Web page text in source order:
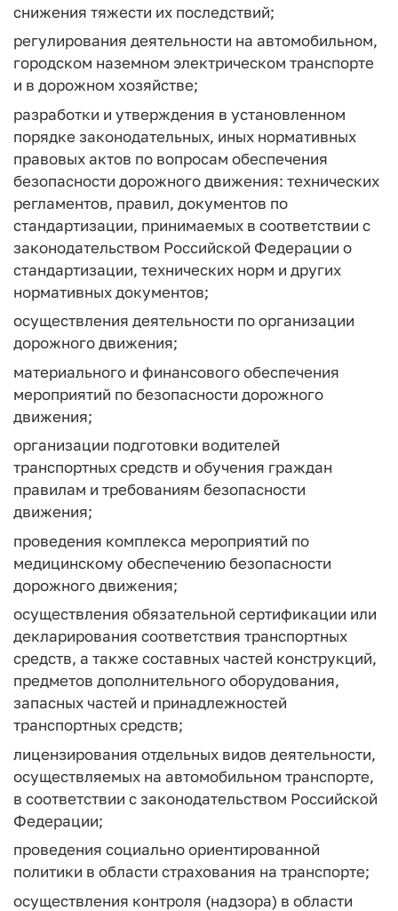
снижения тяжести их последствий;
регулирования деятельности на автомобильном,
городском наземном электрическом транспорте
и в дорожном хозяйстве;
разработки и утверждения в установленном
порядке законодательных, иных нормативных
правовых актов по вопросам обеспечения
безопасности дорожного движения: технических
регламентов, правил, документов по
стандартизации, принимаемых в соответствии с
законодательством Российской Федерации о
стандартизации, технических норм и других
нормативных документов;
осуществления деятельности по организации
дорожного движения;
материального и финансового обеспечения
мероприятий по безопасности дорожного
движения;
организации подготовки водителей
транспортных средств и обучения граждан
правилам и требованиям безопасности
движения;
проведения комплекса мероприятий по
медицинскому обеспечению безопасности
дорожного движения;
осуществления обязательной сертификации или
декларирования соответствия транспортных
средств, а также составных частей конструкций,
предметов дополнительного оборудования,
запасных частей и принадлежностей
транспортных средств;
лицензирования отдельных видов деятельности,
осуществляемых на автомобильном транспорте,
в соответствии с законодательством Российской
Федерации;
проведения социально ориентированной
политики в области страхования на транспорте;
осуществления контроля (надзора) в области